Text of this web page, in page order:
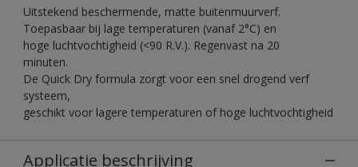
Uitstekend beschermende, matte buitenmuurverf.
Toepasbaar bij lage temperaturen (vanaf 2°C) en
hoge luchtvochtigheid (<90 R.V.). Regenvast na 20
minuten.
De Quick Dry formula zorgt voor een snel drogend verf
systeem,
geschikt voor lagere temperaturen of hoge luchtvochtigheid
Applicatie beschrijving